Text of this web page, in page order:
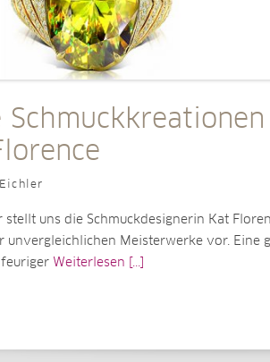
stellt uns die Schmuckdesignerin Kat
unvergleichlichen Meisterwerke vor. Eine
Weiterlesen [...]